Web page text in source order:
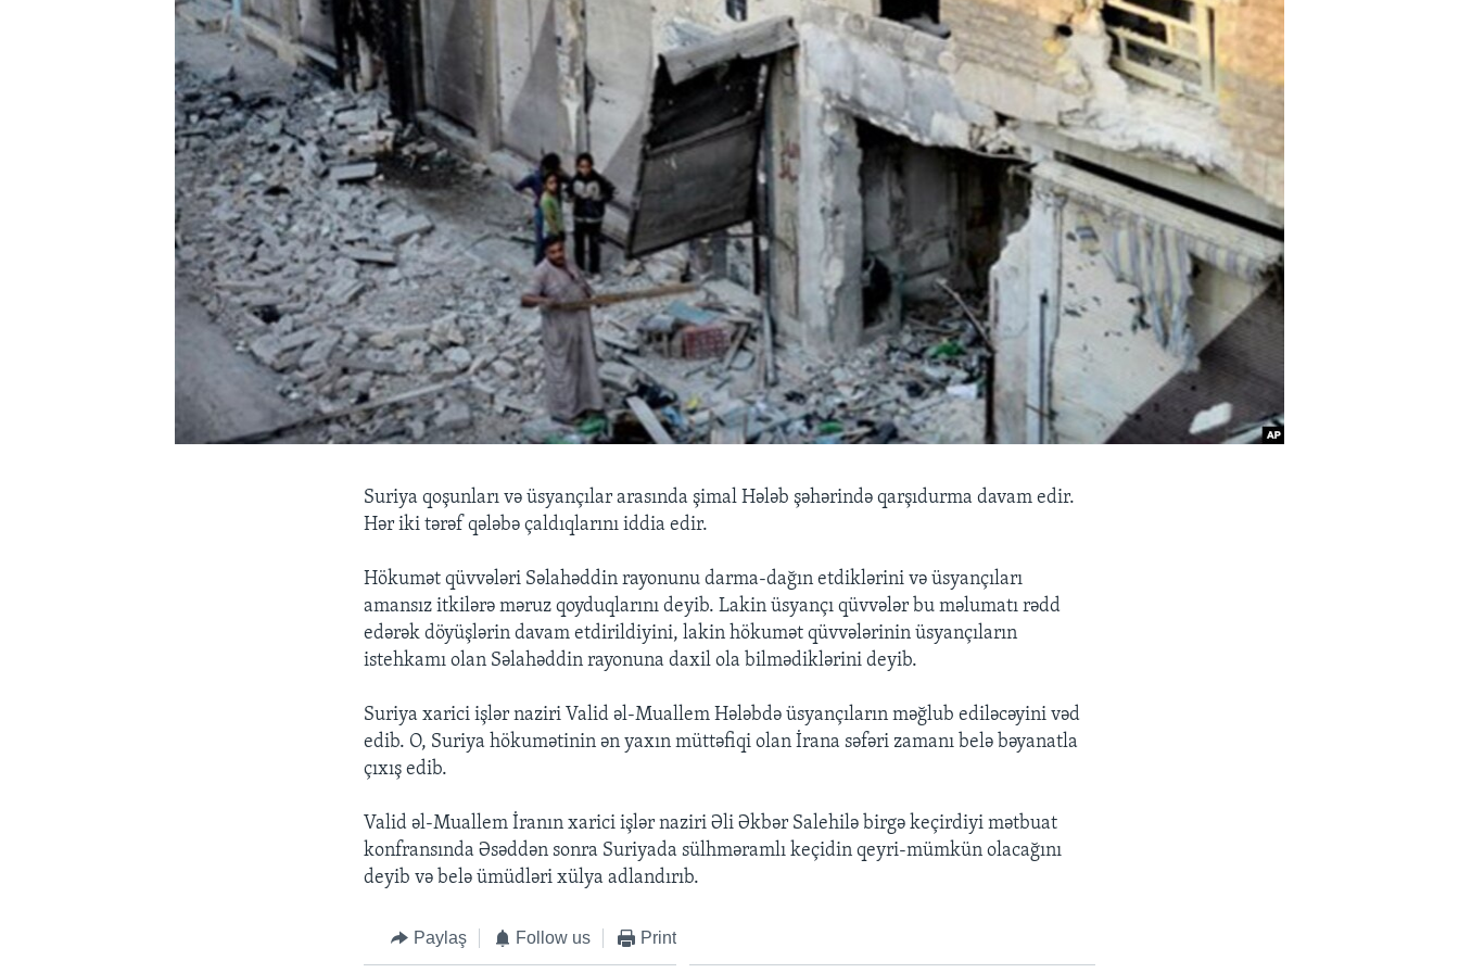
Suriya qoşunları və üsyançılar arasında şimal Hələb şəhərində qarşıdurma davam edir.
Hər iki tərəf qələbə çaldıqlarını iddia edir.
Hökumət qüvvələri Səlahəddin rayonunu darma-dağın etdiklərini və üsyançıları
amansız itkilərə məruz qoyduqlarını deyib. Lakin üsyançı qüvvələr bu məlumatı rədd
edərək döyüşlərin davam etdirildiyini, lakin hökumət qüvvələrinin üsyançıların
istehkamı olan Səlahəddin rayonuna daxil ola bilmədiklərini deyib.
Suriya xarici işlər naziri Valid əl-Muallem Hələbdə üsyançıların məğlub ediləcəyini vəd
edib. O, Suriya hökumətinin ən yaxın müttəfiqi olan İrana səfəri zamanı belə bəyanatla
çıxış edib.
Valid əl-Muallem İranın xarici işlər naziri Əli Əkbər Salehilə birgə keçirdiyi mətbuat
konfransında Əsəddən sonra Suriyada sülhməramlı keçidin qeyri-mümkün olacağını
deyib və belə ümüdləri xülya adlandırıb.
Paylaş Follow us Print